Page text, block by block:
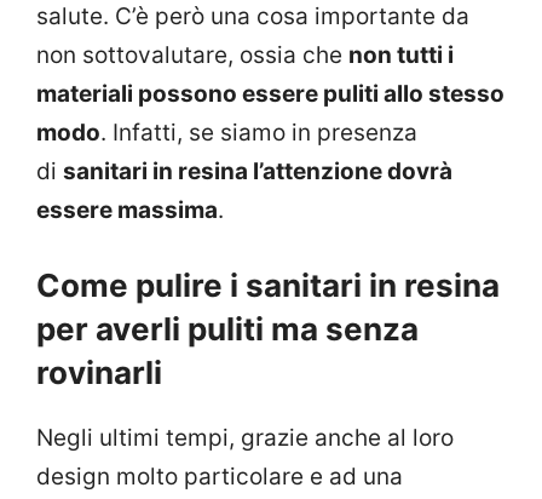
salute. C’è però una cosa importante da
non sottovalutare, ossia che non tutti i
materiali possono essere puliti allo stesso
modo. Infatti, se siamo in presenza
di sanitari in resina l’attenzione dovrà
essere massima.
Come pulire i sanitari in resina
per averli puliti ma senza
rovinarli
Negli ultimi tempi, grazie anche al loro
design molto particolare e ad una